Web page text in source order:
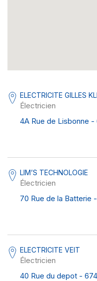
ELECTRICITE GILLES
Électricien
4A Rue de Lisbonne -
LIM’S TECHNOLOGIE
Électricien
70 Rue de la Batterie
ELECTRICITE VEIT
Électricien
40 Rue du depot -